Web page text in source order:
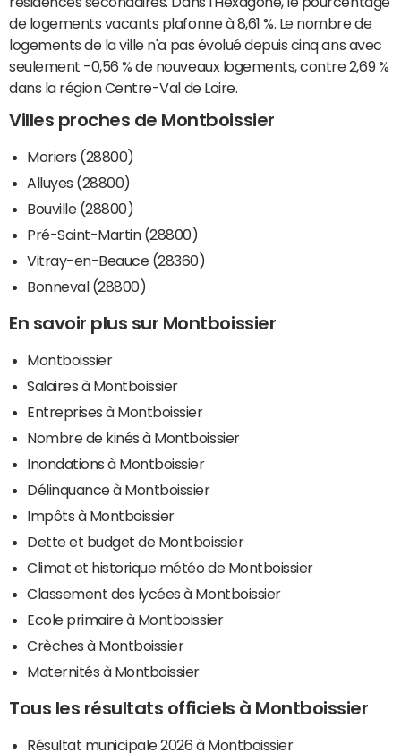
de logements vacants plafonne à 8,61 %. Le nombre de
logements de la ville n'a pas évolué depuis cinq ans avec
seulement -0,56 % de nouveaux logements, contre 2,69 %
dans la région Centre-Val de Loire.
Villes proches de Montboissier
Moriers (28800)
Alluyes (28800)
Bouville (28800)
Pré-Saint-Martin (28800)
Vitray-en-Beauce (28360)
Bonneval (28800)
En savoir plus sur Montboissier
Montboissier
Salaires à Montboissier
Entreprises à Montboissier
Nombre de kinés à Montboissier
Inondations à Montboissier
Délinquance à Montboissier
Impôts à Montboissier
Dette et budget de Montboissier
Climat et historique météo de Montboissier
Classement des lycées à Montboissier
Ecole primaire à Montboissier
Crèches à Montboissier
Maternités à Montboissier
Tous les résultats officiels à Montboissier
Résultat municipale 2026 à Montboissier